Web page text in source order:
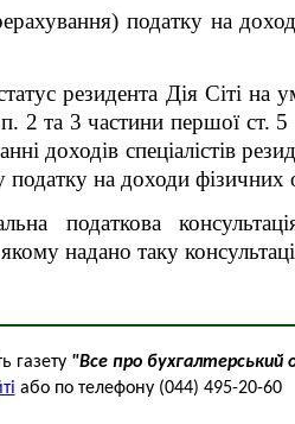
податку на
резидента Дія Сіті
2 та 3 частини першої
доходів спеціалістів
на доходи фізичних
податкова
надано таку
газету "Все про бухгалтерський
або по телефону (044) 495-20-60